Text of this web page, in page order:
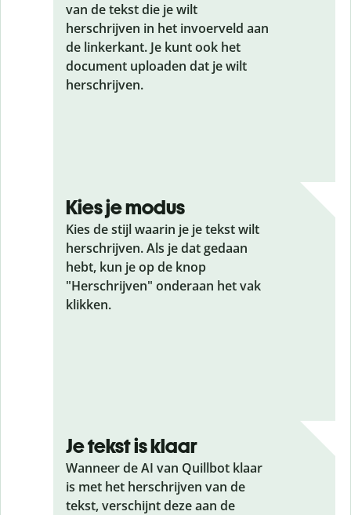
van de tekst die je wilt
herschrijven in het invoerveld aan
de linkerkant. Je kunt ook het
document uploaden dat je wilt
herschrijven.
Kies je modus
Kies de stijl waarin je je tekst wilt
herschrijven. Als je dat gedaan
hebt, kun je op de knop
"Herschrijven" onderaan het vak
klikken.
Je tekst is klaar
Wanneer de AI van Quillbot klaar
is met het herschrijven van de
tekst, verschijnt deze aan de